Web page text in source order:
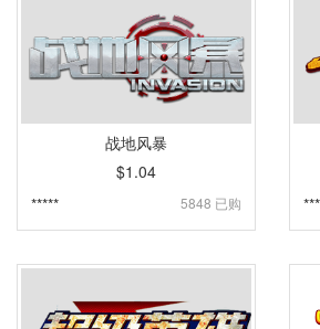
战地风暴
$1.04
*****
5848 已购